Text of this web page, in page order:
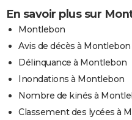
En savoir plus sur
Montlebon
Avis de décès à Montlebon
Délinquance à Montlebon
Inondations à Montlebon
Nombre de kinés à
Classement des lycées à